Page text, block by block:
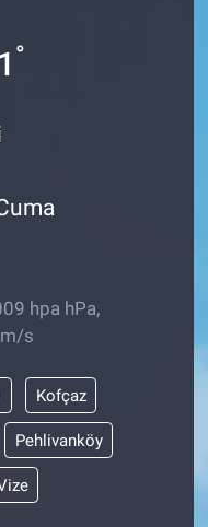
°
hpa hPa,
s
Kofçaz
Pehlivanköy